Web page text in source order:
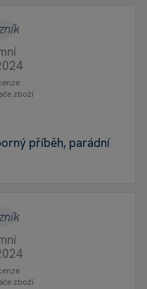
zboží
příběh, parádní
zboží